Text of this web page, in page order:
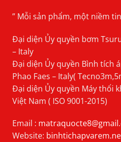
” Mỗi sản phẩm, một niềm
Đại diện Ủy quyền bơm
– Italy
Đại diện Ủy quyền Bình tích
Phao Faes – Italy(
Đại diện Ủy quyền Máy thổi
Việt Nam ( ISO 9001-2015)
Email :
Website: